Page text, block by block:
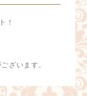
！
ざいます。